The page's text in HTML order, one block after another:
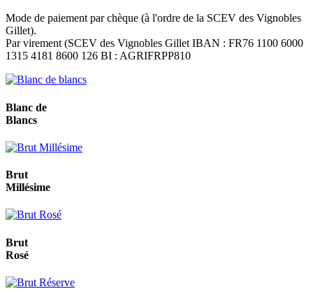
Mode de paiement par chèque (à l'ordre de la SCEV des Vignobles
Gillet).
Par virement (SCEV des Vignobles Gillet IBAN : FR76 1100 6000
1315 4181 8600 126 BI : AGRIFRPP810
Blanc de
Blancs
Brut
Millésime
Brut
Rosé